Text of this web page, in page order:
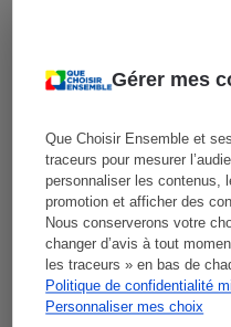
Gérer mes
Que Choisir Ensemble et
traceurs pour mesurer
personnaliser les contenus,
promotion et afficher des
Nous conserverons votre
changer d’avis à tout
les traceurs » en bas de
Politique de confidentialité
Personnaliser mes choix